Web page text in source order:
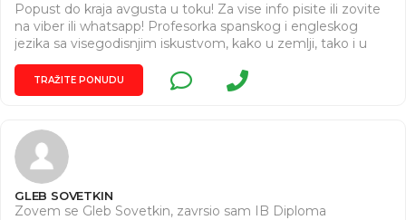
Popust do kraja avgusta u toku! Za vise info pisite ili zovite
na viber ili whatsapp! Profesorka spanskog i engleskog
jezika sa visegodisnjim iskustvom, kako u zemlji, tako i u
inostranstvu daje privatne casove spanskog i engleskog
jezika svim uzrastima, online i offline. Imam i TESOL
sertifikat za predavace engleskog jezika u 85 zemalja sveta.
zainteresovani, da mi pisete na viber ili whatsapp, ili
pozovite, posto ovde nekada ne vidim odmah poruku.
Hvala.
TRAŽITE PONUDU
GLEB SOVETKIN
Zovem se Gleb Sovetkin, zavrsio sam IB Diploma